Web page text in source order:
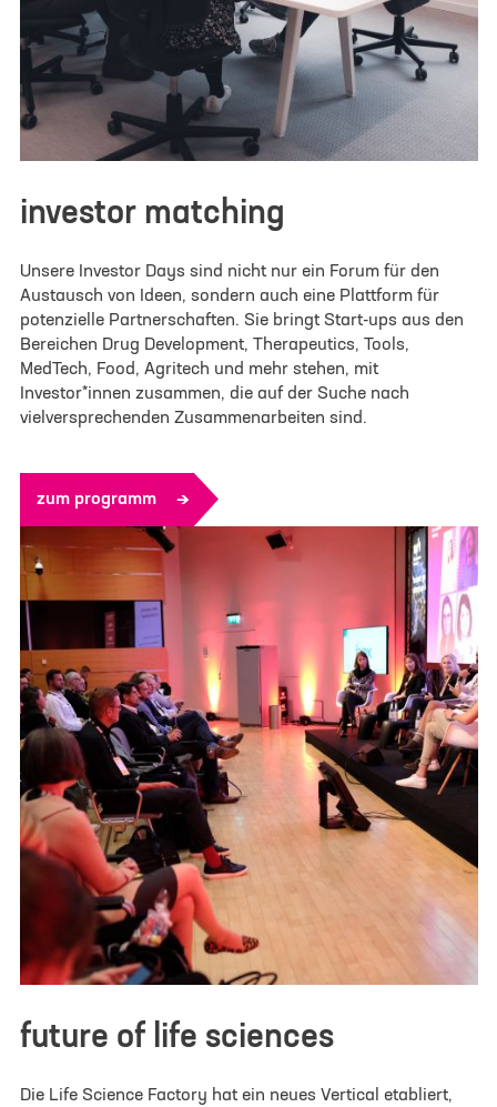
investor matching
Unsere Investor Days sind nicht nur ein Forum für den
Austausch von Ideen, sondern auch eine Plattform für
potenzielle Partnerschaften. Sie bringt Start-ups aus den
Bereichen Drug Development, Therapeutics, Tools,
MedTech, Food, Agritech und mehr stehen, mit
Investor*innen zusammen, die auf der Suche nach
vielversprechenden Zusammenarbeiten sind.
zum programm
future of life sciences
Die Life Science Factory hat ein neues Vertical etabliert,